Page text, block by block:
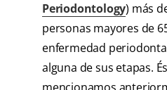
Periodontology) más
personas mayores de
enfermedad
alguna de sus etapas.